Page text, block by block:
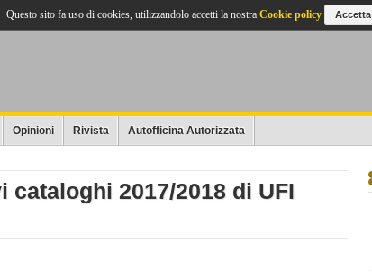
Opinioni Rivista Autofficina Autorizzata
cataloghi 2017/2018 di UFI
Questo sito fa uso di cookies, utilizzandolo accetti la nostra Cookie policy Accetta